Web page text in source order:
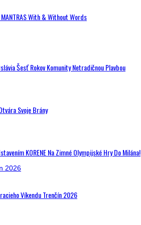
With & Without Words
Šesť Rokov Komunity Netradičnou Plavbou
Svoje Brány
KORENE Na Zimné Olympijské Hry Do Milána!
Víkendu Trenčín 2026